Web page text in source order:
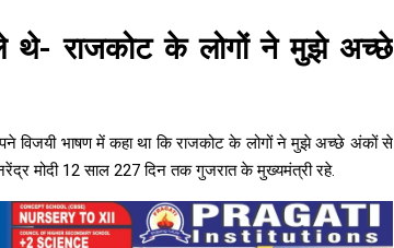
थे- राजकोट के लोगों ने मुझे अच्छे
विजयी भाषण में कहा था कि राजकोट के लोगों ने मुझे अच्छे अंकों से
मोदी 12 साल 227 दिन तक गुजरात के मुख्यमंत्री रहे.